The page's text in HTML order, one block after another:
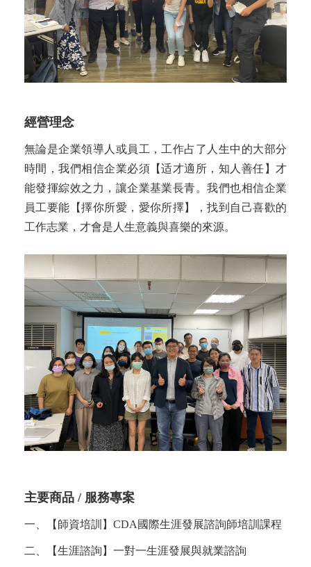
經營理念
無論是企業領導人或員工，工作占了人生中的大部分
時間，我們相信企業必須【适才適所，知人善任】才
能發揮綜效之力，讓企業基業長青。我們也相信企業
員工要能【擇你所愛，愛你所擇】，找到自己喜歡的
工作志業，才會是人生意義與喜樂的來源。
主要商品 / 服務專案
一、【師資培訓】CDA國際生涯發展諮詢師培訓課程
二、【生涯諮詢】一對一生涯發展與就業諮詢